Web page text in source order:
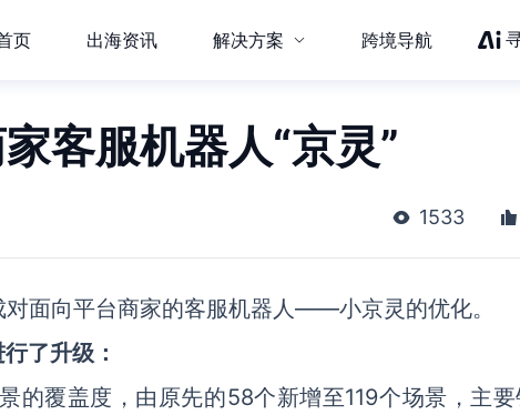
页 出海资讯 解决方案 跨境导航
客服机器人“京灵”
1533
对面向平台商家的客服机器人——小京灵的优化。
了升级：
的覆盖度，由原先的58个新增至119个场景，主